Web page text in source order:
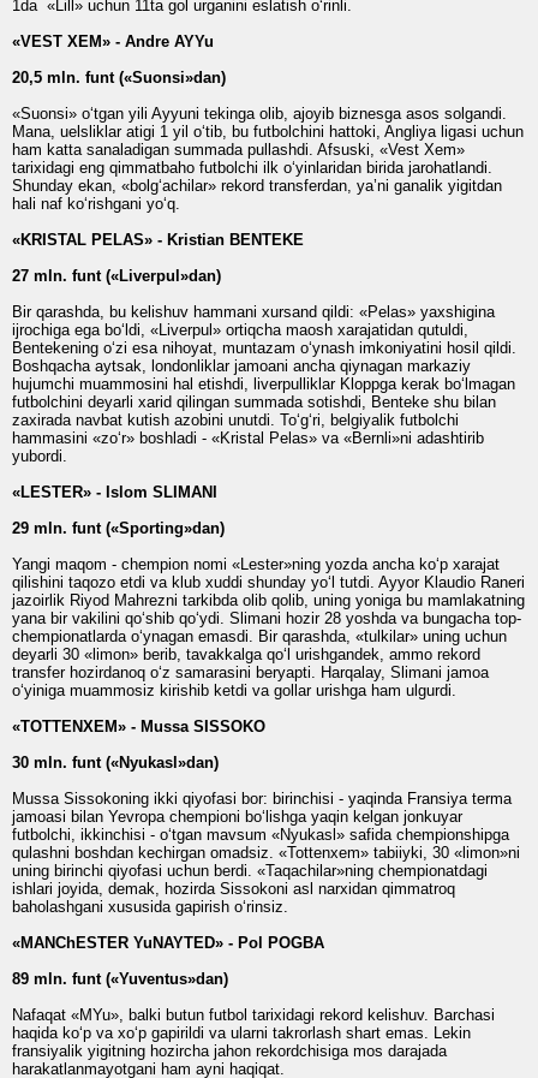
1da «Lill» uchun 11ta gol urganini eslatish o‘rinli.
«VEST XEM» - Andre AYYu
20,5 mln. funt («Suonsi»dan)
«Suonsi» o‘tgan yili Ayyuni tekinga olib, ajoyib biznesga asos solgandi.
Mana, uelsliklar atigi 1 yil o‘tib, bu futbolchini hattoki, Angliya ligasi uchun
ham katta sanaladigan summada pullashdi. Afsuski, «Vest Xem»
tarixidagi eng qimmatbaho futbolchi ilk o‘yinlaridan birida jarohatlandi.
Shunday ekan, «bolg‘achilar» rekord transferdan, ya’ni ganalik yigitdan
hali naf ko‘rishgani yo‘q.
«KRISTAL PELAS» - Kristian BENTEKE
27 mln. funt («Liverpul»dan)
Bir qarashda, bu kelishuv hammani xursand qildi: «Pelas» yaxshigina
ijrochiga ega bo‘ldi, «Liverpul» ortiqcha maosh xarajatidan qutuldi,
Bentekening o‘zi esa nihoyat, muntazam o‘ynash imkoniyatini hosil qildi.
Bosh­qacha aytsak, londonliklar jamoani ancha qiynagan markaziy
hujumchi muammosini hal etishdi, liverpulliklar Kloppga kerak bo‘lmagan
futbolchini deyarli xarid qilingan summada sotishdi, Benteke shu bilan
zaxirada navbat kutish azobini unutdi. To‘g‘ri, belgiyalik futbolchi
hammasini «zo‘r» boshladi - «Kristal Pelas» va «Bernli»ni adashtirib
yubordi.
«LESTER» - Islom SLIMANI
29 mln. funt («Sporting»dan)
Yangi maqom - chempion nomi «Lester»ning yozda ancha ko‘p xarajat
qilishini taqozo etdi va klub xuddi shunday yo‘l tutdi. Ayyor Klaudio Raneri
jazoirlik Riyod Mahrezni tarkibda olib qolib, uning yoniga bu mamlakatning
yana bir vakilini qo‘shib qo‘ydi. Slimani hozir 28 yoshda va bungacha top-
chempionatlarda o‘ynagan emasdi. Bir qarashda, «tulkilar» uning uchun
deyarli 30 «limon» berib, tavakkalga qo‘l urishgandek, ammo rekord
transfer hozirdanoq o‘z samarasini beryapti. Harqalay, Slimani jamoa
o‘yiniga muammosiz kirishib ketdi va gollar urishga ham ulgurdi.
«TOTTENXEM» - Mussa SISSOKO
30 mln. funt («Nyukasl»dan)
Mussa Sissokoning ikki qiyofasi bor: birinchisi - yaqinda Fransiya terma
jamoasi bilan Yevropa chempioni bo‘lishga yaqin kelgan jonkuyar
futbolchi, ikkinchisi - o‘tgan mavsum «Nyukasl» safida chempionshipga
qulashni boshdan kechirgan omadsiz. «Tottenxem» tabiiyki, 30 «limon»ni
uning birinchi qiyofasi uchun berdi. «Taqachilar»ning chempionatdagi
ishlari joyida, demak, hozirda Sissokoni asl narxidan qimmatroq
baholashgani xususida gapirish o‘rinsiz.
«MANChESTER YuNAYTED» - Pol POGBA
89 mln. funt («Yuventus»dan)
Nafaqat «MYu», balki butun futbol tarixidagi rekord kelishuv. Barchasi
haqida ko‘p va xo‘p gapirildi va ularni takrorlash shart emas. Lekin
fransiyalik yigitning hozircha jahon rekordchisiga mos darajada
harakatlanmayotgani ham ayni haqiqat.